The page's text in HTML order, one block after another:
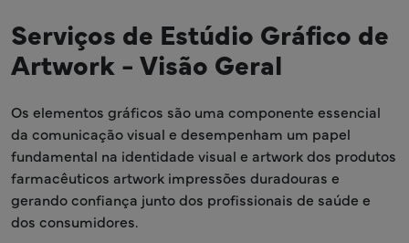
Serviços de Estúdio Gráfico de
Artwork - Visão Geral
Os elementos gráficos são uma componente essencial
da comunicação visual e desempenham um papel
fundamental na identidade visual e artwork dos produtos
farmacêuticos artwork impressões duradouras e
gerando confiança junto dos profissionais de saúde e
dos consumidores.